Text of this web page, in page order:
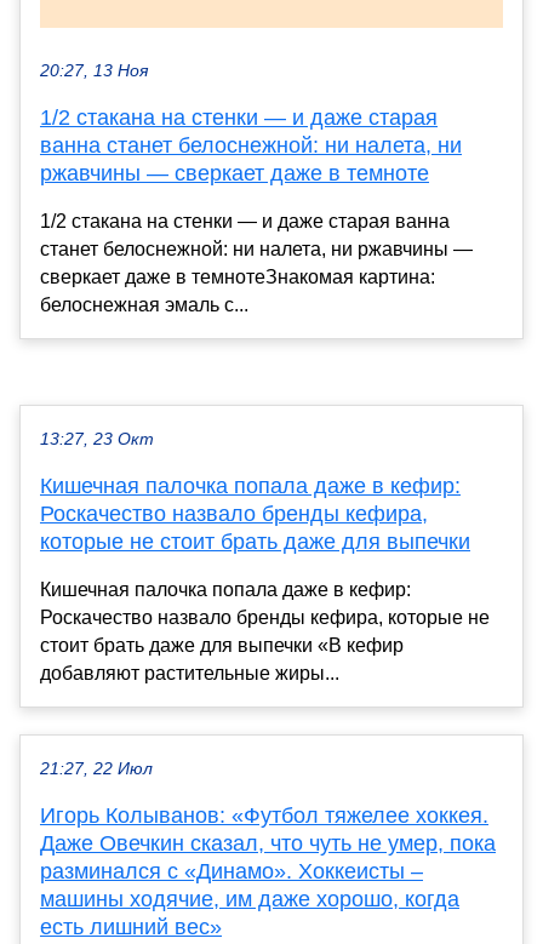
20:27, 13 Ноя
1/2 стакана на стенки — и даже старая
ванна станет белоснежной: ни налета, ни
ржавчины — сверкает даже в темноте
1/2 стакана на стенки — и даже старая ванна
станет белоснежной: ни налета, ни ржавчины —
сверкает даже в темнотеЗнакомая картина:
белоснежная эмаль с...
13:27, 23 Окт
Кишечная палочка попала даже в кефир:
Роскачество назвало бренды кефира,
которые не стоит брать даже для выпечки
Кишечная палочка попала даже в кефир:
Роскачество назвало бренды кефира, которые не
стоит брать даже для выпечки «В кефир
добавляют растительные жиры...
21:27, 22 Июл
Игорь Колыванов: «Футбол тяжелее хоккея.
Даже Овечкин сказал, что чуть не умер, пока
разминался с «Динамо». Хоккеисты –
машины ходячие, им даже хорошо, когда
есть лишний вес»